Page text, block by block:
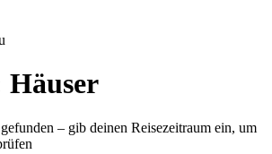
– gib deinen Reisezeitraum ein, um